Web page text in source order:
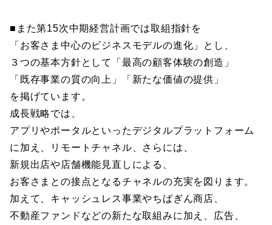
■また第15次中期経営計画では取組指針を
「お客さま中心のビジネスモデルの進化」とし、
３つの基本方針として「最高の顧客体験の創造」
「既存事業の質の向上」「新たな価値の提供」
を掲げています。
成長戦略では、
アプリやポータルといったデジタルプラットフォーム
に加え、リモートチャネル、さらには、
新規出店や店舗機能見直しによる、
お客さまとの接点となるチャネルの充実を図ります。
加えて、キャッシュレス事業やちばぎん商店、
不動産ファンドなどの新たな取組みに加え、広告、